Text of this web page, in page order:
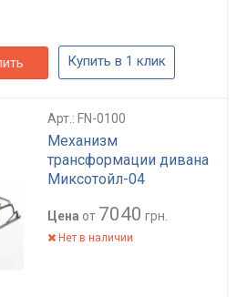
Купить в 1 клик
Арт.: FN-0100
Механизм
трансформации дивана
Миксотойл-04
Цена от 7040 грн.
Нет в наличии